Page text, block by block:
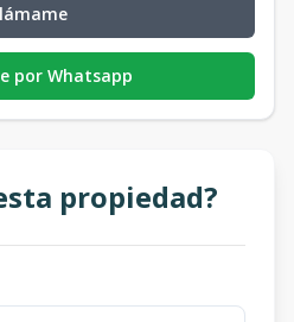
por Whatsapp
propiedad?